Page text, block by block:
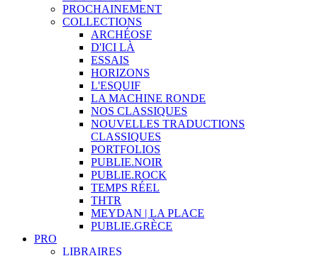
PROCHAINEMENT
COLLECTIONS
ARCHÉOSF
D'ICI LÀ
ESSAIS
HORIZONS
L'ESQUIF
LA MACHINE RONDE
NOS CLASSIQUES
NOUVELLES TRADUCTIONS
CLASSIQUES
PORTFOLIOS
PUBLIE.NOIR
PUBLIE.ROCK
TEMPS RÉEL
THTR
MEYDAN | LA PLACE
PUBLIE.GRÈCE
PRO
LIBRAIRES